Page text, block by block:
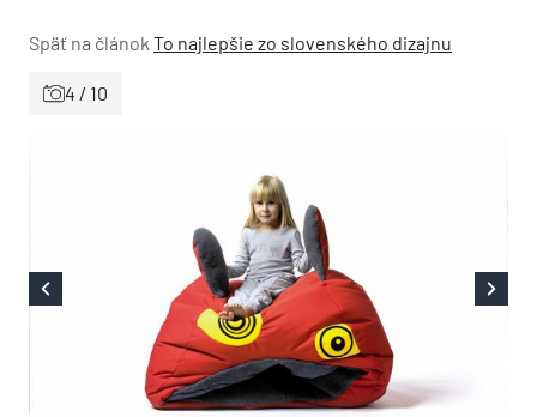
Späť na článok To najlepšie zo slovenského dizajnu
4 / 10